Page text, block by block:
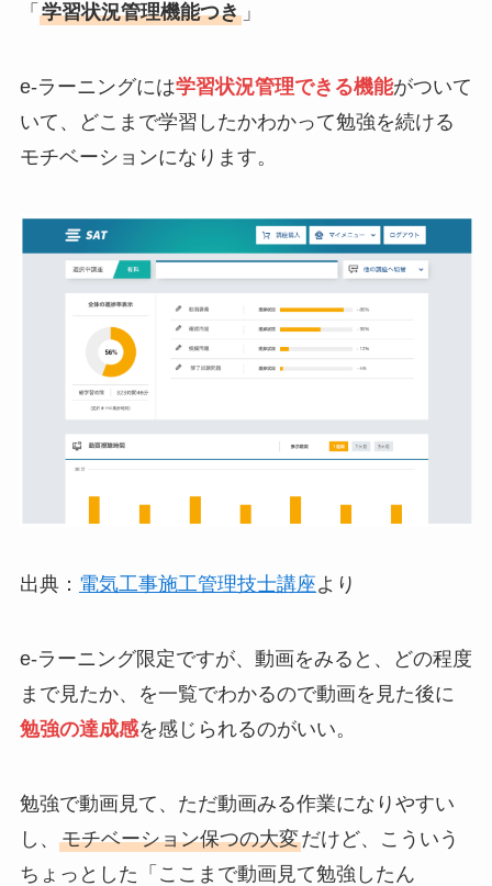
「 学習状況管理機能つき」
e-ラーニングには学習状況管理できる機能がついて
いて、どこまで学習したかわかって勉強を続ける
モチベーションになります。
出典： 電気工事施工管理技士講座より
e-ラーニング限定ですが、動画をみると、どの程度
まで見たか、を一覧でわかるので動画を見た後に
勉強の達成感を感じられるのがいい。
勉強で動画見て、ただ動画みる作業になりやすい
し、 モチベーション保つの大変だけど、こういう
ちょっとした「ここまで動画見て勉強したん